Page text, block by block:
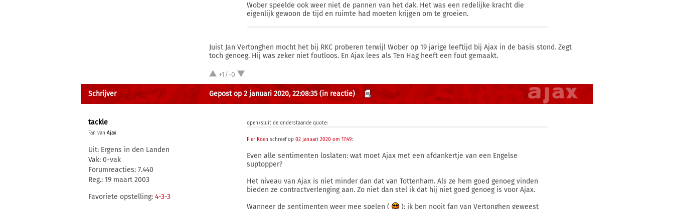
Wober speelde ook weer niet de pannen van het dak. Het was een redelijke kracht die
eigenlijk gewoon de tijd en ruimte had moeten krijgen om te groeien.
Juist Jan Vertonghen mocht het bij RKC proberen terwijl Wober op 19 jarige leeftijd bij Ajax in de basis stond. Zegt
toch genoeg. Hij was zeker niet foutloos. En Ajax lees als Ten Hag heeft een fout gemaakt.
+1/-0
Schrijver Gepost op 2 januari 2020, 22:08:35 (in reactie)
tackle
Fan van Ajax
Uit: Ergens in den Landen
Vak: 0-vak
Forumreacties: 7.440
Reg.: 19 maart 2003
Favoriete opstelling: 4-3-3
open/sluit de onderstaande quote:
Fier Koen schreef op02 januari 2020 om 17:49:
Even alle sentimenten loslaten: wat moet Ajax met een afdankertje van een Engelse
suptopper?
Het niveau van Ajax is niet minder dan dat van Tottenham. Als ze hem goed genoeg vinden
bieden ze contractverlenging aan. Zo niet dan stel ik dat hij niet goed genoeg is voor Ajax.
Wanneer de sentimenten weer mee spelen (
): ik ben nooit fan van Vertonghen geweest